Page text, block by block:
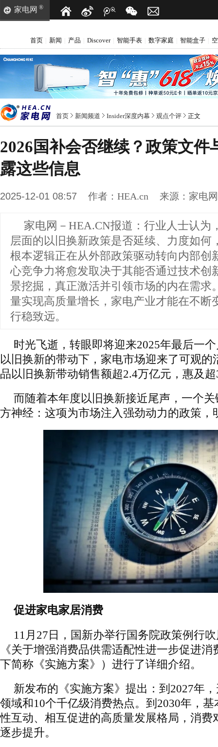
家电网 ®
首页 新闻 产品 Discover 智能手表 数字家庭 智能盒子
首页 新闻频道 Insider深度内幕 观点个评 正文
2026国补会否继续？政策文件
露这些信息
2025-12-01 08:57 作者： HEA.cn 来源： 家电网
家电网－HEA.CN报道： 行业人士认为
层面的以旧换新政策是否延续、力度如何
根本逻辑正在从外部政策驱动转向内部创
心竞争力将愈发取决于其能否通过技术创
景挖掘，真正激活并引领市场的内在需求
量实现高质量增长，家电产业才能在不断
行稳致远。
时光飞逝，转眼即将迎来2025年最后一
以旧换新的带动下，家电市场迎来了可观的
品以旧换新带动销售额超2.4万亿元，惠及
而随着本年度以旧换新接近尾声，一个
方神经：这项为市场注入强劲动力的政策，
促进家电家居消费
11月27日，国新办举行国务院政策例行
《关于增强消费品供需适配性进一步促进
下简称《实施方案》）进行了详细介绍。
新发布的《实施方案》提出：到2027年
领域和10个千亿级消费热点。到2030年，
性互动、相互促进的高质量发展格局，消费
逐步提升。